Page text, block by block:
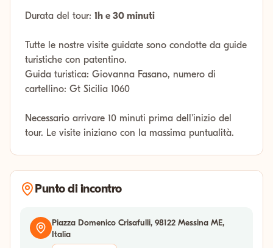
Durata del tour: 1h e 30 minuti
Tutte le nostre visite guidate sono condotte da guide
turistiche con patentino.
Guida turistica: Giovanna Fasano, numero di
cartellino: Gt Sicilia 1060
Necessario arrivare 10 minuti prima dell'inizio del
tour. Le visite iniziano con la massima puntualità.
Punto di incontro
Piazza Domenico Crisafulli, 98122 Messina ME,
Italia